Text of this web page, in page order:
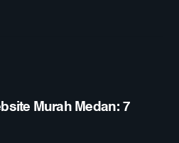
Murah Medan: 7